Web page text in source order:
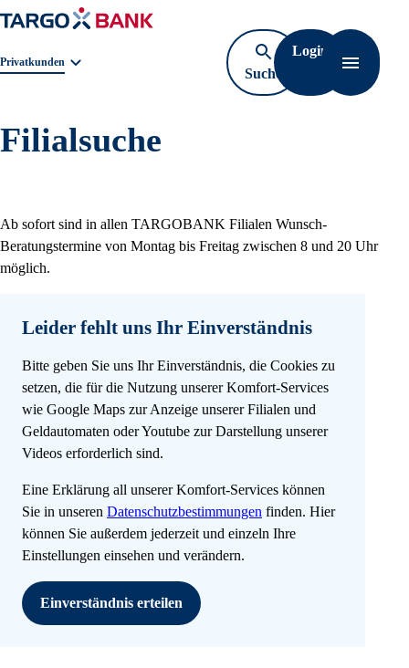
Geschäftsbereichnavigation. Aktuelle Auswahl:
Privatkunden
Suche
öffnen
Login
Filialsuche
Ab sofort sind in allen TARGOBANK Filialen Wunsch-
Beratungstermine von Montag bis Freitag zwischen 8 und 20 Uhr
möglich.
Leider fehlt uns Ihr Einverständnis
Bitte geben Sie uns Ihr Einverständnis, die Cookies zu
setzen, die für die Nutzung unserer Komfort-Services
wie Google Maps zur Anzeige unserer Filialen und
Geldautomaten oder Youtube zur Darstellung unserer
Videos erforderlich sind.
Eine Erklärung all unserer Komfort-Services können
Sie in unseren Datenschutzbestimmungen finden. Hier
können Sie außerdem jederzeit und einzeln Ihre
Einstellungen einsehen und verändern.
Einverständnis erteilen